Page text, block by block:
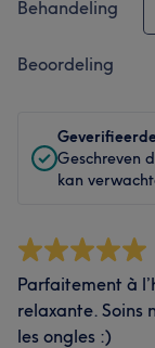
Behandeling
Beoordeling
Geschreven
kan
Parfaitement à
relaxante. Soins
les ongles :)